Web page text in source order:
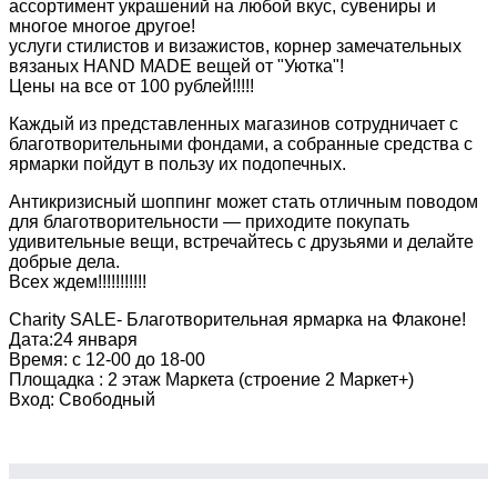
ассортимент украшений на любой вкус, сувениры и
многое многое другое!
услуги стилистов и визажистов, корнер замечательных
вязаных HAND MADE вещей от "Уютка"!
Цены на все от 100 рублей!!!!!
Каждый из представленных магазинов сотрудничает с
благотворительными фондами, а собранные средства с
ярмарки пойдут в пользу их подопечных.
Антикризисный шоппинг может стать отличным поводом
для благотворительности — приходите покупать
удивительные вещи, встречайтесь с друзьями и делайте
добрые дела.
Всех ждем!!!!!!!!!!!
Charity SALE- Благотворительная ярмарка на Флаконе!
Дата:24 января
Время: с 12-00 до 18-00
Площадка : 2 этаж Маркета (строение 2 Маркет+)
Вход: Свободный